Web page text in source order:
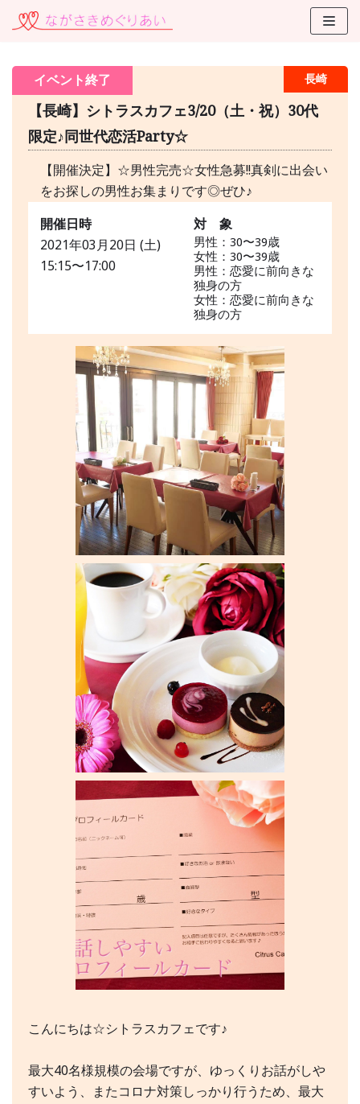
コ
プ
長崎
イベント終了
【長崎】シトラスカフェ3/20（土・祝）30代
限定♪同世代恋活Party☆
【開催決定】☆男性完売☆女性急募!!真剣に出会い
をお探しの男性お集まりです◎ぜひ♪
開催日時
2021年03月20日 (土)
15:15〜17:00
対 象
男性：30〜39歳
女性：30〜39歳
男性：恋愛に前向きな
独身の方
女性：恋愛に前向きな
独身の方
こんにちは☆シトラスカフェです♪
最大40名様規模の会場ですが、ゆっくりお話がしや
すいよう、またコロナ対策しっかり行うため、最大